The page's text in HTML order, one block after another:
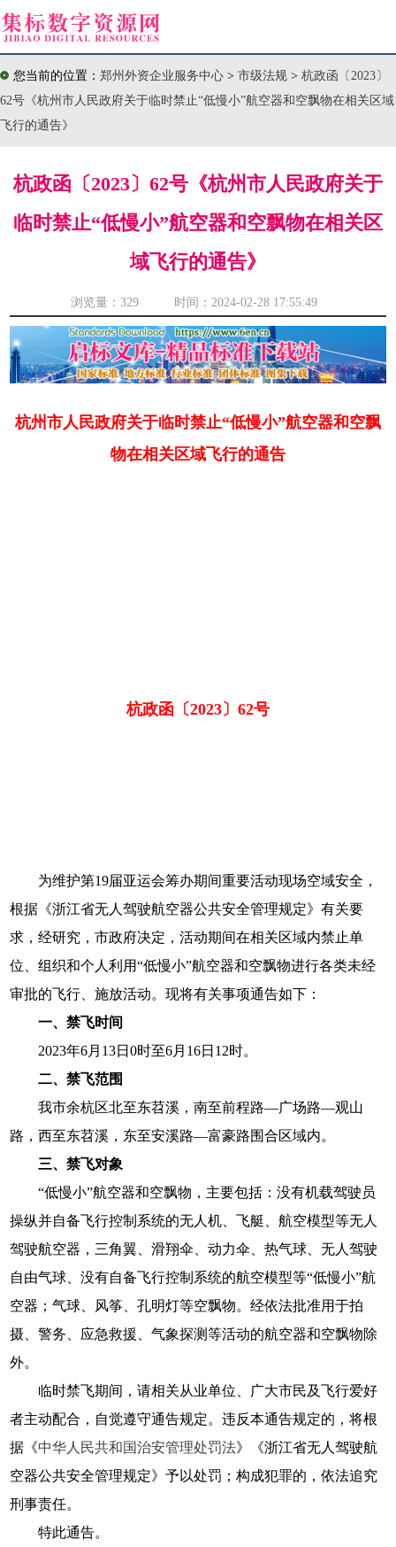
您当前的位置： 郑州外资企业服务中心 > 市级法规 > 杭政函〔2023〕
62号《杭州市人民政府关于临时禁止“低慢小”航空器和空飘物在相关区域
飞行的通告》
杭政函〔2023〕62号《杭州市人民政府关于
临时禁止“低慢小”航空器和空飘物在相关区
域飞行的通告》
浏览量： 329 时间：2024-02-28 17:55:49
杭州市人民政府关于临时禁止“低慢小”航空器和空飘
物在相关区域飞行的通告
杭政函〔2023〕62号
为维护第19届亚运会筹办期间重要活动现场空域安全，
根据《浙江省无人驾驶航空器公共安全管理规定》有关要
求，经研究，市政府决定，活动期间在相关区域内禁止单
位、组织和个人利用“低慢小”航空器和空飘物进行各类未经
审批的飞行、施放活动。现将有关事项通告如下：
一、禁飞时间
2023年6月13日0时至6月16日12时。
二、禁飞范围
我市余杭区北至东苕溪，南至前程路—广场路—观山
路，西至东苕溪，东至安溪路—富豪路围合区域内。
三、禁飞对象
“低慢小”航空器和空飘物，主要包括：没有机载驾驶员
操纵并自备飞行控制系统的无人机、飞艇、航空模型等无人
驾驶航空器，三角翼、滑翔伞、动力伞、热气球、无人驾驶
自由气球、没有自备飞行控制系统的航空模型等“低慢小”航
空器；气球、风筝、孔明灯等空飘物。经依法批准用于拍
摄、警务、应急救援、气象探测等活动的航空器和空飘物除
外。
临时禁飞期间，请相关从业单位、广大市民及飞行爱好
者主动配合，自觉遵守通告规定。违反本通告规定的，将根
据《中华人民共和国治安管理处罚法》《浙江省无人驾驶航
空器公共安全管理规定》予以处罚；构成犯罪的，依法追究
刑事责任。
特此通告。